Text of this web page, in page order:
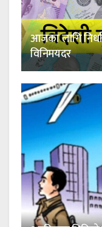
आजका लागि
विनिमयदर